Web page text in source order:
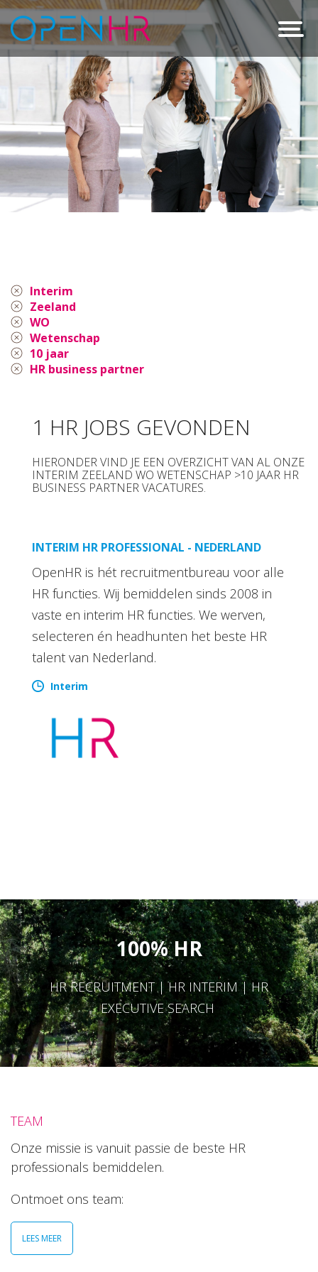
Interim
Zeeland
WO
Wetenschap
10 jaar
HR business partner
1 HR JOBS GEVONDEN
HIERONDER VIND JE EEN OVERZICHT VAN AL ONZE
INTERIM ZEELAND WO WETENSCHAP >10 JAAR HR
BUSINESS PARTNER VACATURES.
INTERIM HR PROFESSIONAL - NEDERLAND
OpenHR is hét recruitmentbureau voor alle
HR functies. Wij bemiddelen sinds 2008 in
vaste en interim HR functies. We werven,
selecteren én headhunten het beste HR
talent van Nederland.
Interim
100% HR
HR RECRUITMENT | HR INTERIM | HR
EXECUTIVE SEARCH
TEAM
Onze missie is vanuit passie de beste HR
professionals bemiddelen.
Ontmoet ons team:
LEES MEER